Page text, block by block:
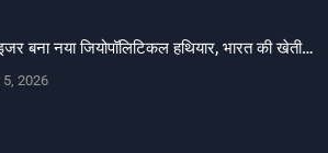
बना नया जियोपॉलिटिकल हथियार, भारत की खेती…
5, 2026